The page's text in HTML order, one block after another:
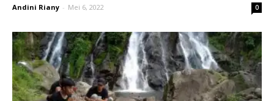
Andini Riany - Mei 6, 2022 0